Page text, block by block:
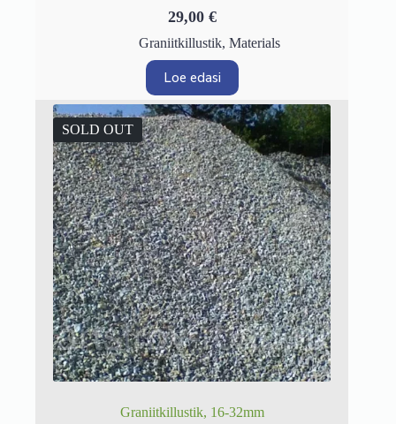
29,00 €
Graniitkillustik,Materials
Loe edasi
SOLD OUT
Graniitkillustik, 16-32mm